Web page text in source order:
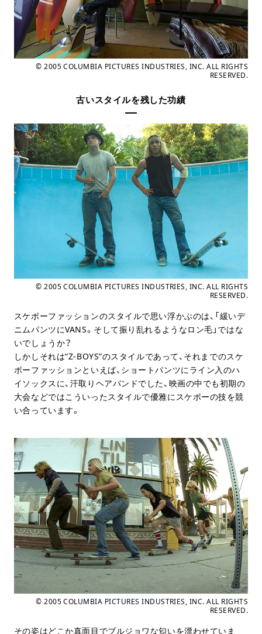
© 2005 COLUMBIA PICTURES INDUSTRIES, INC. ALL RIGHTS
RESERVED.
古いスタイルを残した功績
© 2005 COLUMBIA PICTURES INDUSTRIES, INC. ALL RIGHTS
RESERVED.
スケボーファッションのスタイルで思い浮かぶのは、「緩いデ
ニムパンツにVANS。そして振り乱れるようなロン毛」ではな
いでしょうか？
しかしそれは“Z-BOYS”のスタイルであって、それまでのスケ
ボーファッションといえば、ショートパンツにライン入のハ
イソックスに、汗取りヘアバンドでした、映画の中でも初期の
大会などではこういったスタイルで優雅にスケボーの技を競
い合っています。
© 2005 COLUMBIA PICTURES INDUSTRIES, INC. ALL RIGHTS
RESERVED.
その姿はどこか真面目でブルジョワな匂いを漂わせていま